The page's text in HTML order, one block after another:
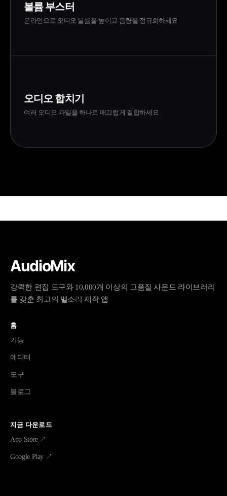
볼륨 부스터
온라인으로 오디오 볼륨을 높이고 음량을 정규화하세요
오디오 합치기
여러 오디오 파일을 하나로 매끄럽게 결합하세요
AudioMix
강력한 편집 도구와 10,000개 이상의 고품질 사운드 라이브러리
를 갖춘 최고의 벨소리 제작 앱
홈
기능
에디터
도구
블로그
지금 다운로드
App Store ↗
Google Play ↗